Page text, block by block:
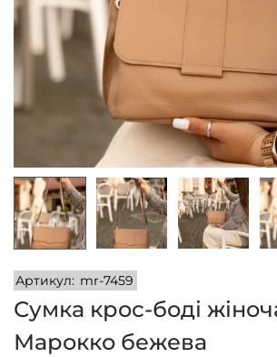
Артикул: mr-7459
Сумка крос-боді
Марокко бежева